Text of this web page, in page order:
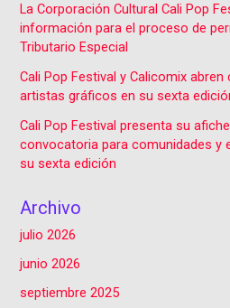
La Corporación Cultural Cali Pop
información para el proceso de
Tributario Especial
Cali Pop Festival y Calicomix
artistas gráficos en su sexta
Cali Pop Festival presenta su
convocatoria para comunidades y
su sexta edición
Archivo
julio 2026
junio 2026
septiembre 2025